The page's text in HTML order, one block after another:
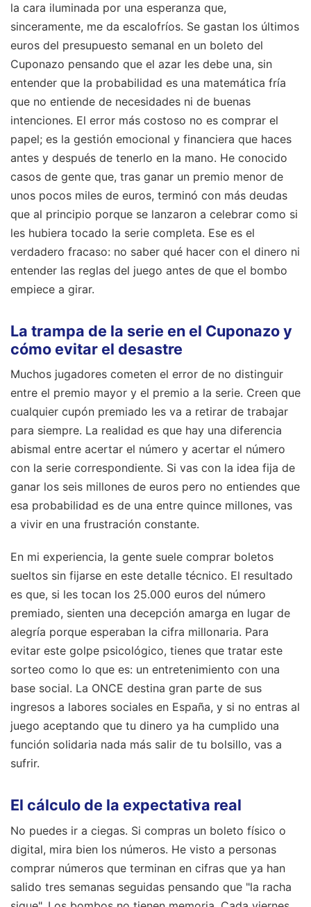
la cara iluminada por una esperanza que,
sinceramente, me da escalofríos. Se gastan los últimos
euros del presupuesto semanal en un boleto del
Cuponazo pensando que el azar les debe una, sin
entender que la probabilidad es una matemática fría
que no entiende de necesidades ni de buenas
intenciones. El error más costoso no es comprar el
papel; es la gestión emocional y financiera que haces
antes y después de tenerlo en la mano. He conocido
casos de gente que, tras ganar un premio menor de
unos pocos miles de euros, terminó con más deudas
que al principio porque se lanzaron a celebrar como si
les hubiera tocado la serie completa. Ese es el
verdadero fracaso: no saber qué hacer con el dinero ni
entender las reglas del juego antes de que el bombo
empiece a girar.
La trampa de la serie en el Cuponazo y
cómo evitar el desastre
Muchos jugadores cometen el error de no distinguir
entre el premio mayor y el premio a la serie. Creen que
cualquier cupón premiado les va a retirar de trabajar
para siempre. La realidad es que hay una diferencia
abismal entre acertar el número y acertar el número
con la serie correspondiente. Si vas con la idea fija de
ganar los seis millones de euros pero no entiendes que
esa probabilidad es de una entre quince millones, vas
a vivir en una frustración constante.
En mi experiencia, la gente suele comprar boletos
sueltos sin fijarse en este detalle técnico. El resultado
es que, si les tocan los 25.000 euros del número
premiado, sienten una decepción amarga en lugar de
alegría porque esperaban la cifra millonaria. Para
evitar este golpe psicológico, tienes que tratar este
sorteo como lo que es: un entretenimiento con una
base social. La ONCE destina gran parte de sus
ingresos a labores sociales en España, y si no entras al
juego aceptando que tu dinero ya ha cumplido una
función solidaria nada más salir de tu bolsillo, vas a
sufrir.
El cálculo de la expectativa real
No puedes ir a ciegas. Si compras un boleto físico o
digital, mira bien los números. He visto a personas
comprar números que terminan en cifras que ya han
salido tres semanas seguidas pensando que "la racha